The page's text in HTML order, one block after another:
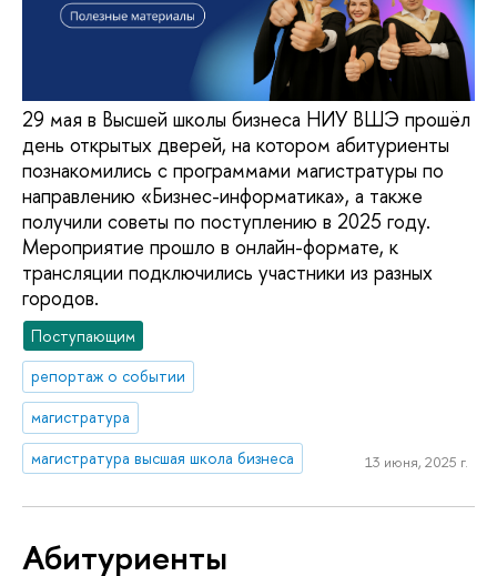
29 мая в Высшей школы бизнеса НИУ ВШЭ прошёл
день открытых дверей, на котором абитуриенты
познакомились с программами магистратуры по
направлению «Бизнес-информатика», а также
получили советы по поступлению в 2025 году.
Мероприятие прошло в онлайн-формате, к
трансляции подключились участники из разных
городов.
Поступающим
репортаж о событии
магистратура
магистратура высшая школа бизнеса
13 июня, 2025 г.
Абитуриенты